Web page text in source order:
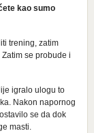
kao sumo
trening, zatim
se probude i
igralo ulogu to
Nakon napornog
se da dok
masti.